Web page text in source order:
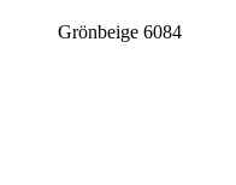
Grönbeige 6084